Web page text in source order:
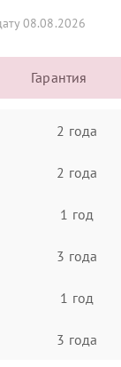
08.08.2026
Гарантия
2 года
2 года
1 год
3 года
1 год
3 года